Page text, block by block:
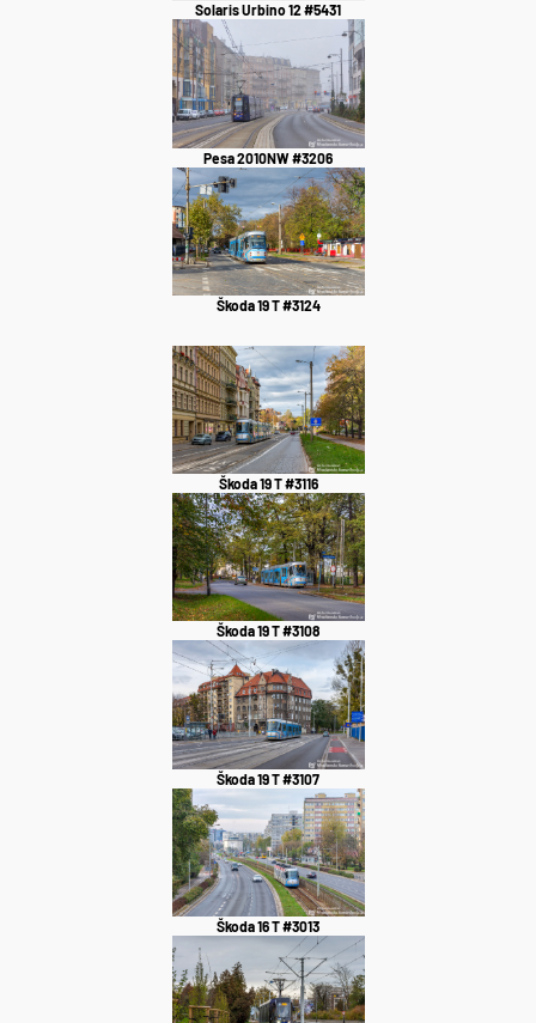
Solaris Urbino 12 #5431
Pesa 2010NW #3206
Škoda 19 T #3124
Škoda 19 T #3116
Škoda 19 T #3108
Škoda 19 T #3107
Škoda 16 T #3013